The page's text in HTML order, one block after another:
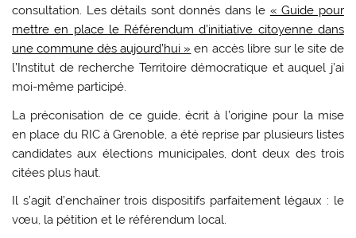
consultation. Les détails sont donnés dans le « Guide pour
mettre en place le Référendum d’initiative citoyenne dans
une commune dès aujourd’hui » en accès libre sur le site de
l’Institut de recherche Territoire démocratique et auquel j’ai
moi-même participé.
La préconisation de ce guide, écrit à l’origine pour la mise
en place du RIC à Grenoble, a été reprise par plusieurs listes
candidates aux élections municipales, dont deux des trois
citées plus haut.
Il s’agit d’enchaîner trois dispositifs parfaitement légaux : le
vœu, la pétition et le référendum local.